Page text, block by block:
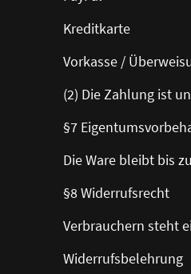
Kreditkarte
Vorkasse /
(2) Die Zahlung ist
§7
Die Ware bleibt bis
§8 Widerrufsrecht
Verbrauchern steht
Widerrufsbelehrung